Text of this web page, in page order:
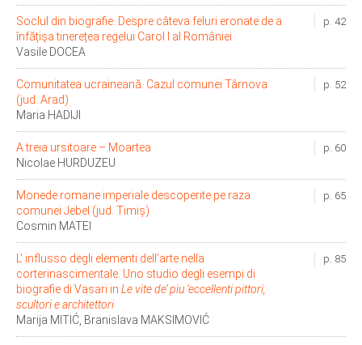
p. 42
Soclul din biografie. Despre câteva feluri eronate de a
înfățișa tinerețea regelui Carol I al României
Vasile DOCEA
p. 52
Comunitatea ucraineană. Cazul comunei Târnova
(jud. Arad)
Maria HADIJI
p. 60
A treia ursitoare – Moartea
Nicolae HURDUZEU
p. 65
Monede romane imperiale descoperite pe raza
comunei Jebel (jud. Timiș)
Cosmin MATEI
p. 85
L’ influsso degli elementi dell’arte nella
corterinascimentale. Uno studio degli esempi di
biografie di Vasari in Le vite de’ piu ’eccellenti pittori,
scultori e architettori
Marija MITIĆ, Branislava MAKSIMOVIĆ